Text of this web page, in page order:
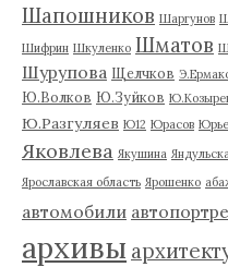
Шапошников Шаргунов
Шифрин Шкуленко Шматов
Шурупова Щелчков
Ю.Волков Ю.Зуйков
Ю.Разгуляев Ю12 Юрасов
Яковлева Якушина
Ярославская область Ярошенко
автомобили
архивы